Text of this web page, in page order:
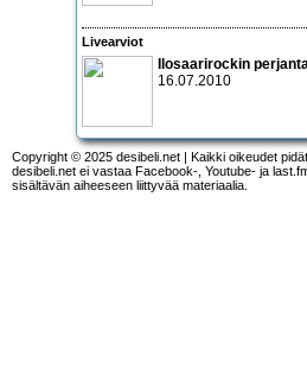
Livearviot
Ilosaarirockin
16.07.2010
Copyright © 2025 desibeli.net | Kaikki oikeudet
desibeli.net ei vastaa Facebook-, Youtube- ja
sisältävän aiheeseen liittyvää materiaalia.